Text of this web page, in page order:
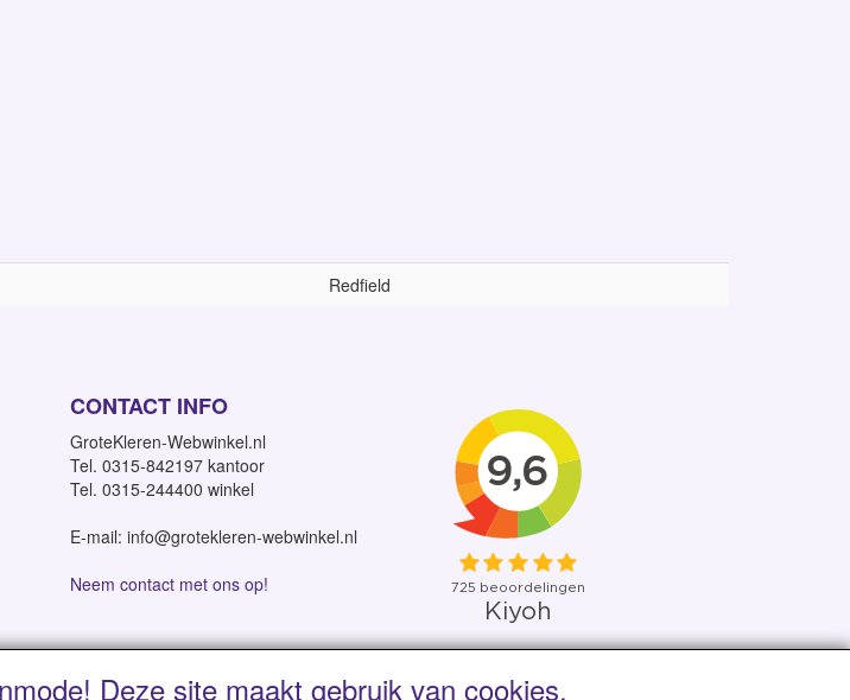
Redfield
CONTACT INFO
GroteKleren-Webwinkel.nl
Tel. 0315-842197 kantoor
Tel. 0315-244400 winkel
E-mail: info@grotekleren-webwinkel.nl
Neem contact met ons op!
Deze site maakt gebruik van cookies.